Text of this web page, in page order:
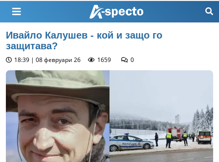
Ивайло Калушев - кой и защо го
защитава?
18:39 | 08 февруари 26 1659 0